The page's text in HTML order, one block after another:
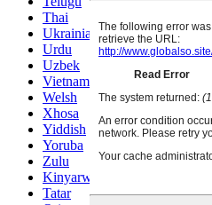
Thai
Ukrainian
Urdu
Uzbek
Vietnamese
Welsh
Xhosa
Yiddish
Yoruba
Zulu
Kinyarwanda
Tatar